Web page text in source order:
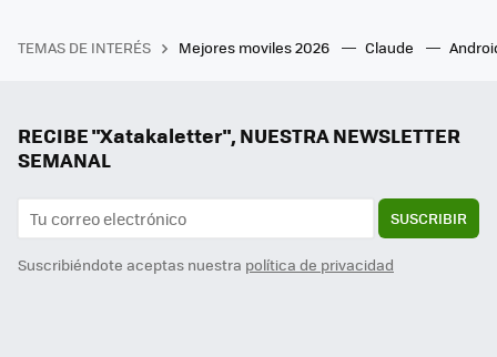
TEMAS DE INTERÉS Mejores moviles 2026 Claude
RECIBE "Xatakaletter", NUESTRA NEWSLETTER
SEMANAL
SUSCRIBIR
Suscribiéndote aceptas nuestra política de privacidad